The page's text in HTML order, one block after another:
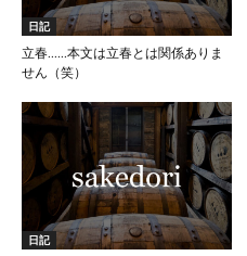
日記
立春……本文は立春とは関係ありま
せん（笑）
日記